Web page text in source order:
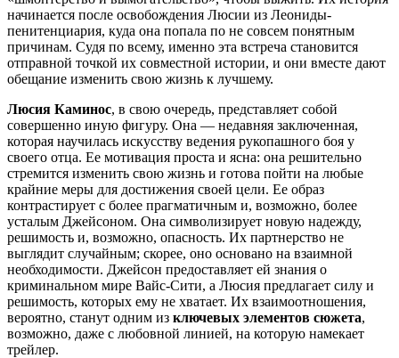
начинается после освобождения Люсии из Леониды-
пенитенциария, куда она попала по не совсем понятным
причинам. Судя по всему, именно эта встреча становится
отправной точкой их совместной истории, и они вместе дают
обещание изменить свою жизнь к лучшему.
Люсия Каминос, в свою очередь, представляет собой
совершенно иную фигуру. Она — недавняя заключенная,
которая научилась искусству ведения рукопашного боя у
своего отца. Ее мотивация проста и ясна: она решительно
стремится изменить свою жизнь и готова пойти на любые
крайние меры для достижения своей цели. Ее образ
контрастирует с более прагматичным и, возможно, более
усталым Джейсоном. Она символизирует новую надежду,
решимость и, возможно, опасность. Их партнерство не
выглядит случайным; скорее, оно основано на взаимной
необходимости. Джейсон предоставляет ей знания о
криминальном мире Вайс-Сити, а Люсия предлагает силу и
решимость, которых ему не хватает. Их взаимоотношения,
вероятно, станут одним из ключевых элементов сюжета,
возможно, даже с любовной линией, на которую намекает
трейлер.